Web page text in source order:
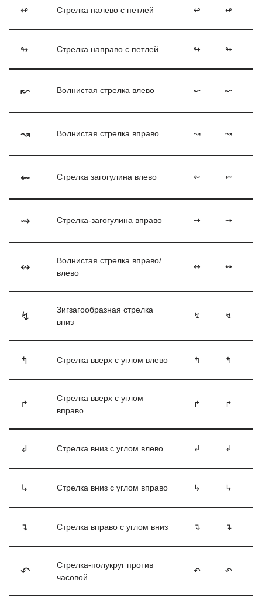
↫ Стрелка налево с петлей ↫ ↫
↬ Стрелка направо с петлей ↬ ↬
↜ Волнистая стрелка влево ↜ ↜
↝ Волнистая стрелка вправо ↝ ↝
⇜ Стрелка загогулина влево ⇜ ⇜
⇝ Стрелка-загогулина вправо ⇝ ⇝
↭
Волнистая стрелка вправо/
влево
↭ ↭
↯
Зигзагообразная стрелка
вниз
↯ ↯
↰ Стрелка вверх с углом влево ↰ ↰
↱
Стрелка вверх с углом
вправо
↱ ↱
↲ Стрелка вниз с углом влево ↲ ↲
↳ Стрелка вниз с углом вправо ↳ ↳
↴ Стрелка вправо с углом вниз ↴ ↴
↶
Стрелка-полукруг против
часовой
↶ ↶